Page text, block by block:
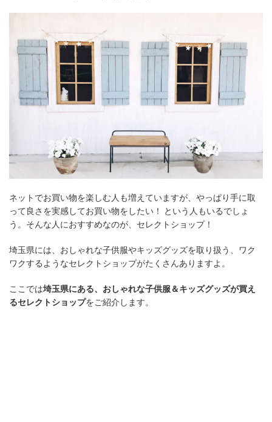
ネットでお買い物を楽しむ人も増えていますが、やっぱり手に取
って良さを実感してお買い物をしたい！ という人もいるでしょ
う。そんな人におすすめなのが、セレクトショップ！
埼玉県には、おしゃれな子供服やキッズグッズを取り扱う、ワク
ワクするようなセレクトショップがたくさんありますよ。
ここでは埼玉県にある、おしゃれな子供服＆キッズグッズが買え
るセレクトショップをご紹介します。